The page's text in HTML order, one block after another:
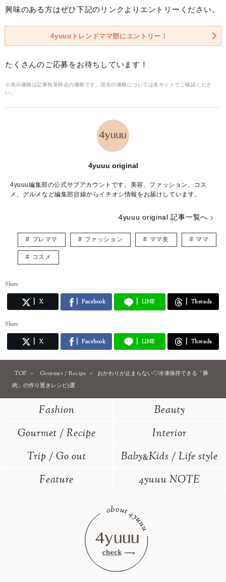
興味のある方はぜひ下記のリンクよりエントリーください。
4yuuuトレンドママ部にエントリー！
たくさんのご応募をお待ちしています！
※表示価格は記事執筆時点の価格です。現在の価格については各サイトでご確認くださ
い。
4yuuu original
4yuuu編集部の公式サブアカウントです。美容、ファッション、コス
メ、グルメなど編集部目線からイチオシ情報をお届けしています。
4yuuu original 記事一覧へ
プレママ ファッション ママ友 ママ
コスメ
Share
X Facebook LINE Threads
Share
X Facebook LINE Threads
TOP Gourmet / Recipe
おかわりが止まらない♡冷凍保存できる「豚
肉」の作り置きレシピ5選
Fashion
Beauty
Gourmet / Recipe
Interior
Trip / Go out
Baby&Kids / Life style
Feature
4yuuu NOTE